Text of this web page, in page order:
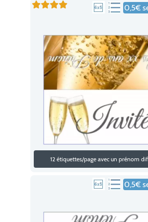
0,5€
12 étiquettes/page avec un prénom
0,5€